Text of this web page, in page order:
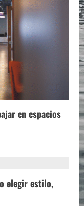
en espacios
elegir estilo,